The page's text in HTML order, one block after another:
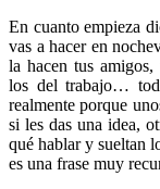
En cuanto empieza
vas a hacer en
la hacen tus
los del trabajo…
realmente porque
si les das una idea,
qué hablar y sueltan
es una frase muy